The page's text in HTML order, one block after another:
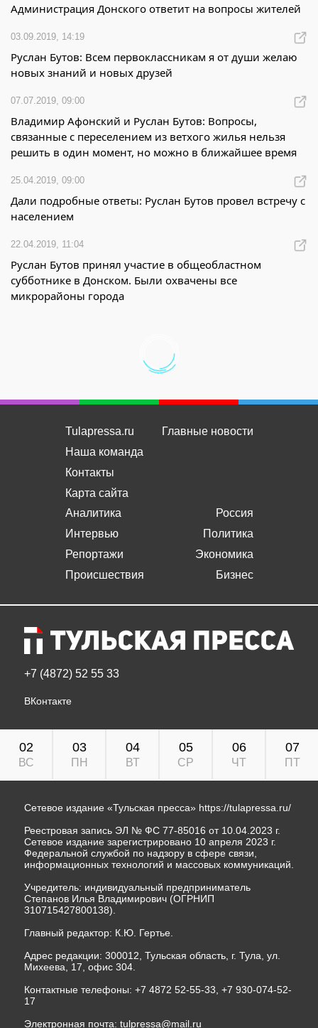
Администрация Донского ответит на вопросы жителей
03.09.2019, 14:19
Руслан Бутов: Всем первоклассникам я от души желаю
новых знаний и новых друзей
07.07.2019, 09:00
Владимир Афонский и Руслан Бутов: Вопросы,
связанные с переселением из ветхого жилья нельзя
решить в один момент, но можно в ближайшее время
25.04.2019, 09:00
Дали подробные ответы: Руслан Бутов провел встречу с
населением
22.04.2019, 11:04
Руслан Бутов принял участие в общеобластном
субботнике в Донском. Были охвачены все
микрорайоны города
Tulapressa.ru
Наша команда
Контакты
Карта сайта
Главные новости
Аналитика
Интервью
Репортажи
Происшествия
Россия
Политика
Экономика
Бизнес
+7 (4872) 52 55 33
ВКонтакте
02
ВС
03
ПН
04
ВТ
05
СР
06
ЧТ
07
ПТ
Сетевое издание «Тульская пресса» https://tulapressa.ru/
Реестровая запись ЭЛ № ФС 77-85016 от 10.04.2023 г.
Сетевое издание зарегистрировано 10 апреля 2023 г.
Федеральной службой по надзору в сфере связи,
информационных технологий и массовых коммуникаций.
Учредитель: индивидуальный предприниматель
Степанов Илья Владимирович (ОГРНИП
310715427800138).
Главный редактор: К.Ю. Гертье.
Адрес редакции: 300012, Тульская область, г. Тула, ул.
Михеева, 17, офис 304.
Контактные телефоны: +7 4872 52-55-33, +7 930-074-52-
17
Электронная почта: tulpressa@mail.ru